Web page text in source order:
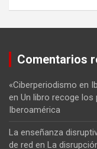
Comentarios
«Ciberperiodismo en
en Un libro recoge
Iberoamérica
La enseñanza
de red en La